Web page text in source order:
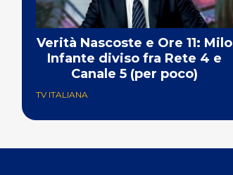
Verità Nascoste e Ore 11: Milo
Infante diviso fra Rete 4 e
Canale 5 (per poco)
TV ITALIANA